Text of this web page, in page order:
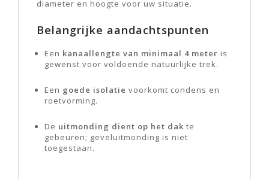
diameter en hoogte voor uw situatie.
Belangrijke aandachtspunten
Een kanaallengte van minimaal 4 meter is
gewenst voor voldoende natuurlijke trek.
Een goede isolatie voorkomt condens en
roetvorming.
De uitmonding dient op het dak te
gebeuren; geveluitmonding is niet
toegestaan.